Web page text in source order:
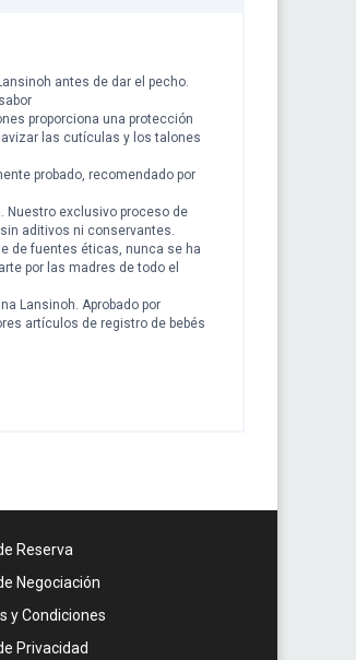
antes de dar el pecho.
proporciona una protección
las cutículas y los talones
probado, recomendado por
Nuestro exclusivo proceso de
aditivos ni conservantes.
de fuentes éticas, nunca se ha
por las madres de todo el
Lansinoh. Aprobado por
artículos de registro de bebés
Reserva
Negociación
y Condiciones
Privacidad